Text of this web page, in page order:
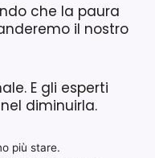
che la paura
il nostro
E gli esperti
diminuirla.
più stare.